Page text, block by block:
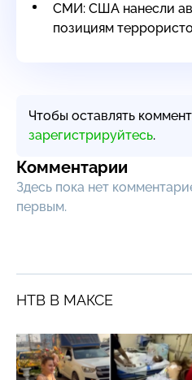
СМИ: США нанесли
позициям
Чтобы оставлять
зарегистрируйтесь.
Комментарии
Здесь пока нет
первым.
НТВ В МАКСЕ